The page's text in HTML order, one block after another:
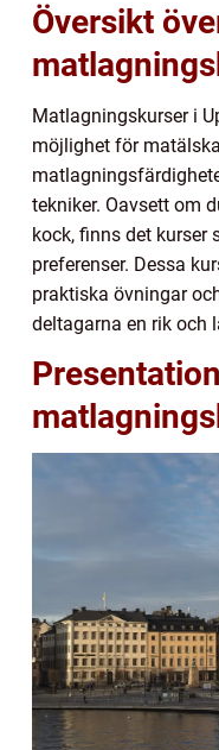
Översikt
Matlagningskurser i
möjlighet för
tekniker. Oavsett om
kock, finns det kurser
preferenser. Dessa
praktiska övningar
deltagarna en rik och